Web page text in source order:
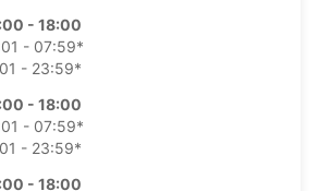
- 18:00
- 07:59*
- 23:59*
- 18:00
- 07:59*
- 23:59*
- 18:00